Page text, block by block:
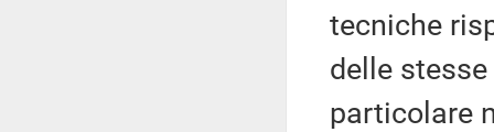
tecniche
delle
particolare